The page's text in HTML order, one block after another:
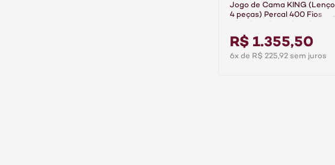
Jogo de Cama KING (Lençol
4 peças) Percal 400 Fios
R$ 1.355,50
6x de R$ 225,92 sem juros